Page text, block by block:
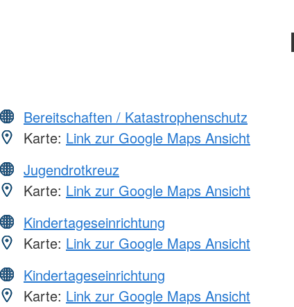
Bereitschaften / Katastrophenschutz
Karte: Link zur Google Maps Ansicht
Jugendrotkreuz
Karte: Link zur Google Maps Ansicht
Kindertageseinrichtung
Karte: Link zur Google Maps Ansicht
Kindertageseinrichtung
Karte: Link zur Google Maps Ansicht